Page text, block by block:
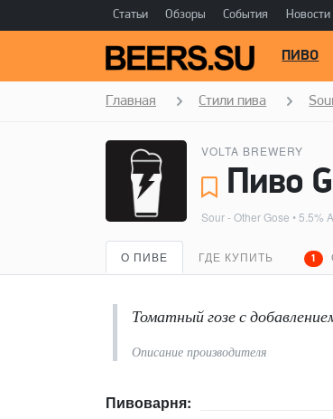
Статьи Обзоры События Новости
ПИВО
Главная Стили пива
VOLTA BREWERY
Пиво
Sour - Other Gose • 5.5%
О ПИВЕ ГДЕ КУПИТЬ 1
Томатный гозе с
Описание производителя
Пивоварня: